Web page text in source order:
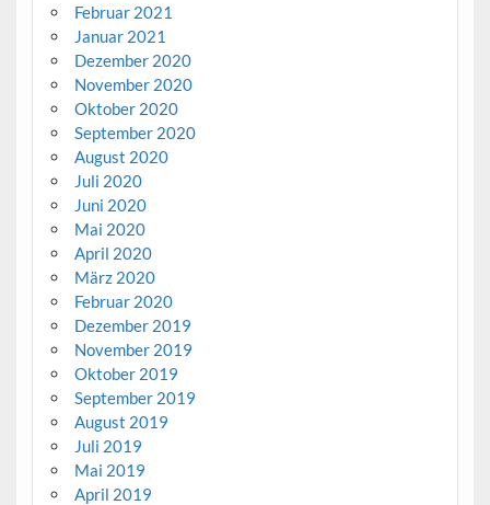
Februar 2021
Januar 2021
Dezember 2020
November 2020
Oktober 2020
September 2020
August 2020
Juli 2020
Juni 2020
Mai 2020
April 2020
März 2020
Februar 2020
Dezember 2019
November 2019
Oktober 2019
September 2019
August 2019
Juli 2019
Mai 2019
April 2019